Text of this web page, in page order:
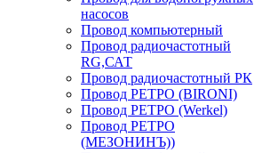
насосов
Провод компьютерный
Провод радиочастотный
RG,САТ
Провод радиочастотный РК
Провод РЕТРО (BIRONI)
Провод РЕТРО (Werkel)
Провод РЕТРО
(МЕЗОНИНЪ))